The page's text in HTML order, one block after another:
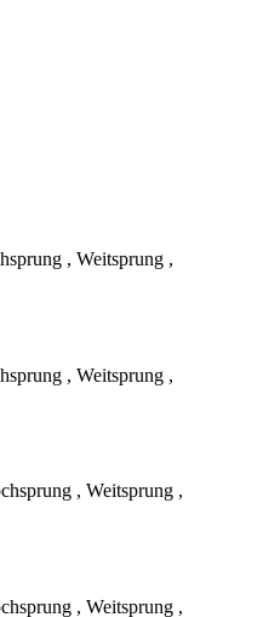
, Weitsprung ,
, Weitsprung ,
, Weitsprung ,
, Weitsprung ,